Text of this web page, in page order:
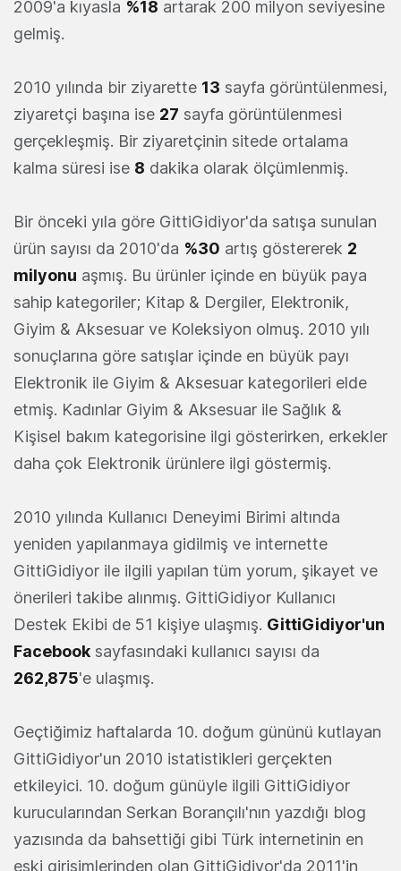
2009'a kıyasla %18 artarak 200 milyon seviyesine
gelmiş.
2010 yılında bir ziyarette 13 sayfa görüntülenmesi,
ziyaretçi başına ise 27 sayfa görüntülenmesi
gerçekleşmiş. Bir ziyaretçinin sitede ortalama
kalma süresi ise 8 dakika olarak ölçümlenmiş.
Bir önceki yıla göre GittiGidiyor'da satışa sunulan
ürün sayısı da 2010'da %30 artış göstererek 2
milyonu aşmış. Bu ürünler içinde en büyük paya
sahip kategoriler; Kitap & Dergiler, Elektronik,
Giyim & Aksesuar ve Koleksiyon olmuş. 2010 yılı
sonuçlarına göre satışlar içinde en büyük payı
Elektronik ile Giyim & Aksesuar kategorileri elde
etmiş. Kadınlar Giyim & Aksesuar ile Sağlık &
Kişisel bakım kategorisine ilgi gösterirken, erkekler
daha çok Elektronik ürünlere ilgi göstermiş.
2010 yılında Kullanıcı Deneyimi Birimi altında
yeniden yapılanmaya gidilmiş ve internette
GittiGidiyor ile ilgili yapılan tüm yorum, şikayet ve
önerileri takibe alınmış. GittiGidiyor Kullanıcı
Destek Ekibi de 51 kişiye ulaşmış. GittiGidiyor'un
Facebook sayfasındaki kullanıcı sayısı da
262,875'e ulaşmış.
Geçtiğimiz haftalarda 10. doğum gününü kutlayan
GittiGidiyor'un 2010 istatistikleri gerçekten
etkileyici. 10. doğum günüyle ilgili GittiGidiyor
kurucularından Serkan Borançılı'nın yazdığı blog
yazısında da bahsettiği gibi Türk internetinin en
eski girişimlerinden olan GittiGidiyor'da 2011'in